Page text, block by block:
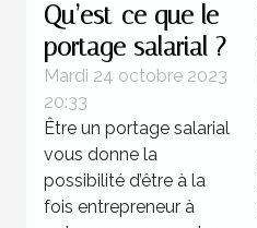
Qu’est-ce que le
portage salarial ?
Mardi 24 octobre 2023
20:33
Être un portage salarial
vous donne la
possibilité d’être à la
fois entrepreneur à